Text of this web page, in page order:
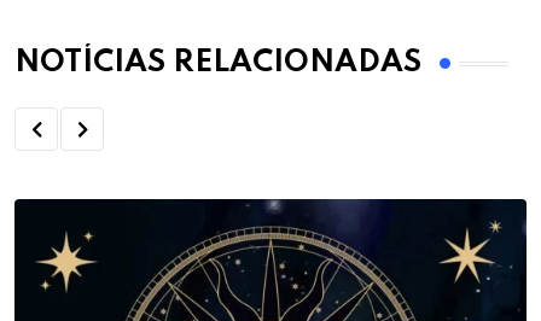
NOTÍCIAS RELACIONADAS